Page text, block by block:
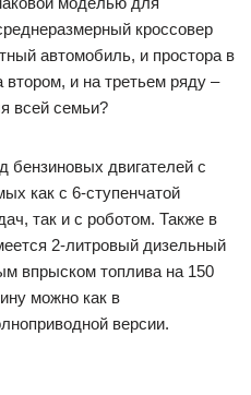
кроссовер
автомобиль, и простора в
втором, и на третьем ряду –
всей семьи?
бензиновых двигателей с
как с 6-ступенчатой
так и с роботом. Также в
2-литровый дизельный
впрыском топлива на 150
можно как в
версии.